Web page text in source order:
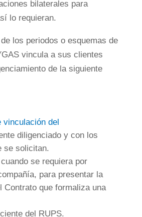
bilaterales para
lo requieran.
los periodos o esquemas de
vincula a sus clientes
de la siguiente
vinculación del
diligenciado y con los
se solicitan.
se requiera por
para presentar la
Contrato que formaliza una
del RUPS.